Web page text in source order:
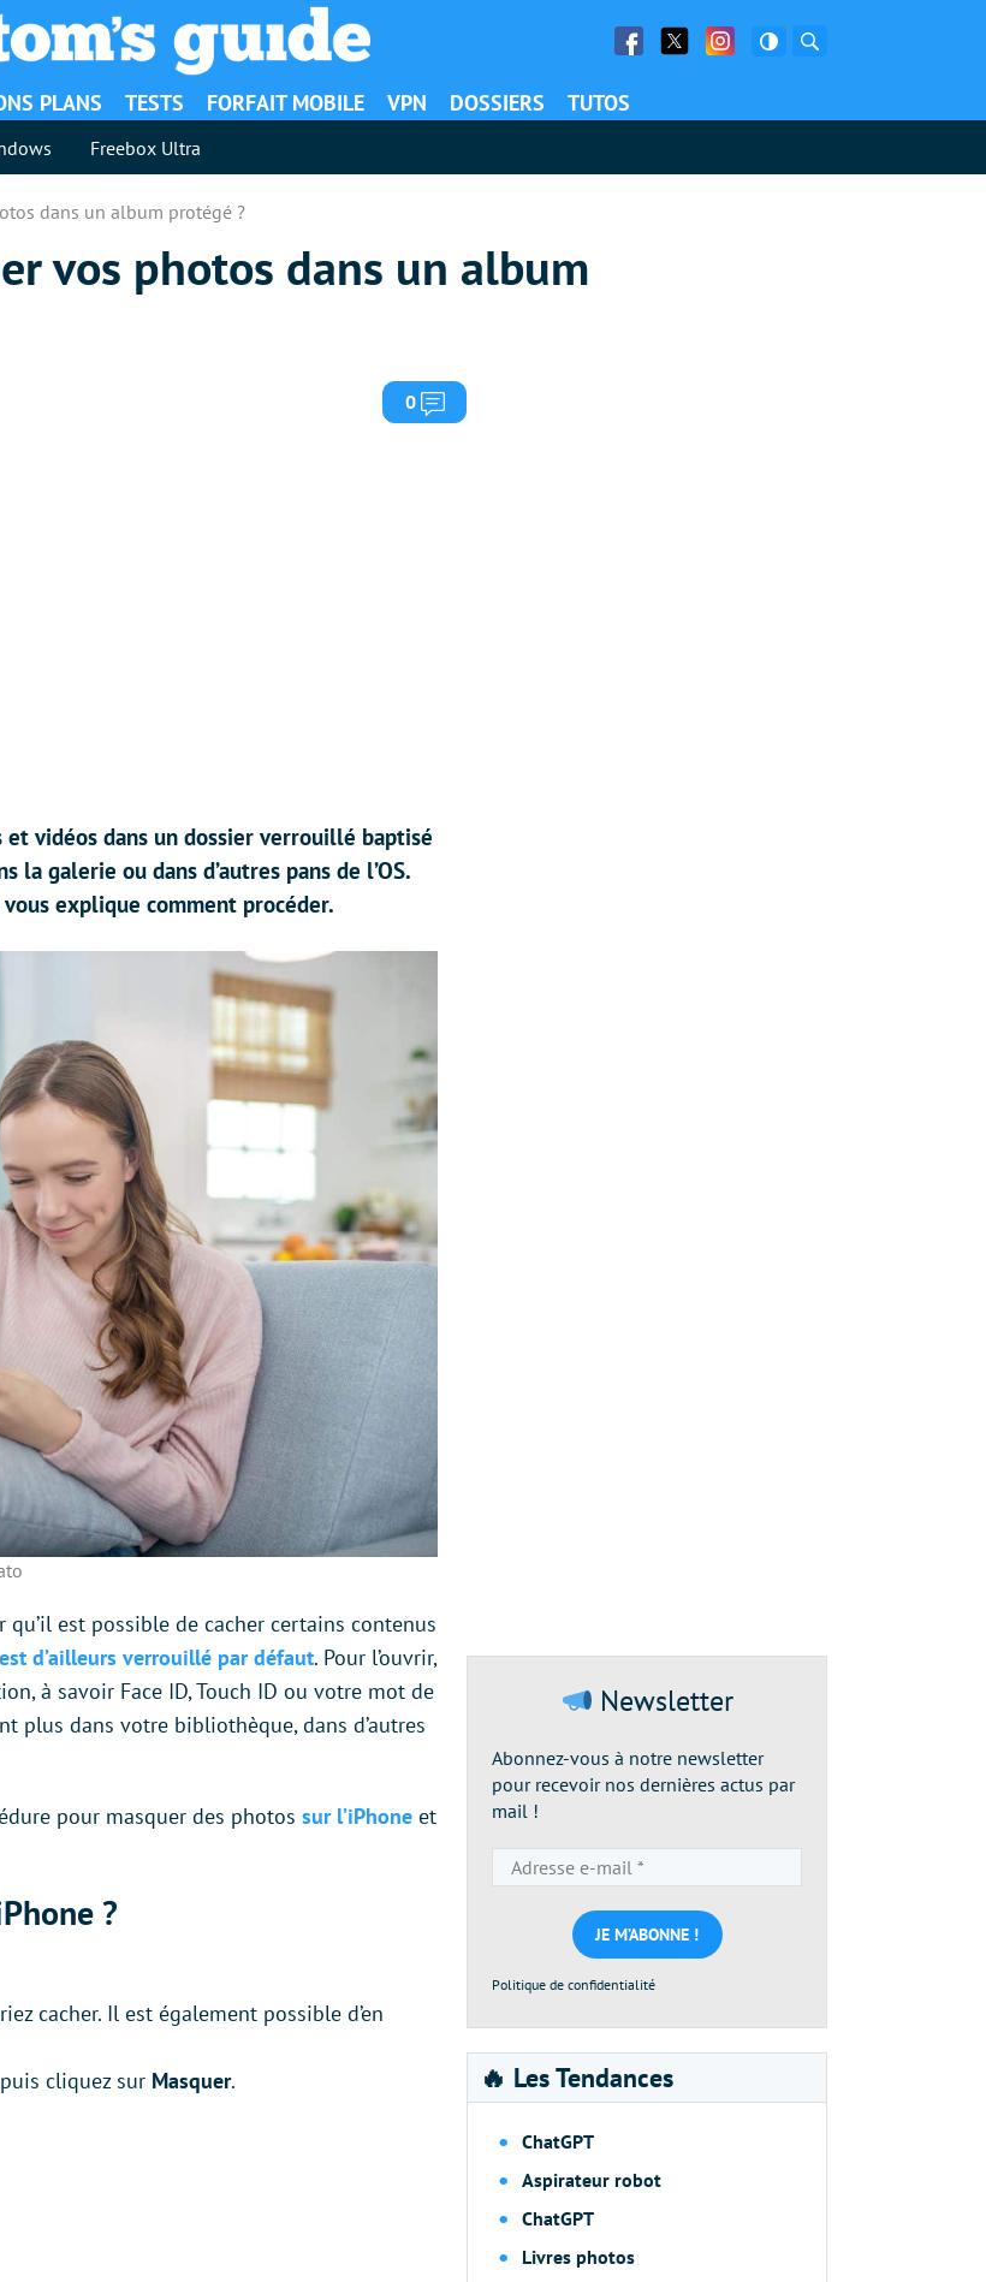
Facebook
Twitter Facebook
PLANS TESTS FORFAIT MOBILE VPN DOSSIERS TUTOS
Freebox Ultra
dans un album protégé ?
vos photos dans un album
0 Commentaires
vidéos dans un dossier verrouillé baptisé
la galerie ou dans d’autres pans de l’OS.
explique comment procéder.
qu’il est possible de cacher certains contenus
d’ailleurs verrouillé par défaut. Pour l’ouvrir,
à savoir Face ID, Touch ID ou votre mot de
plus dans votre bibliothèque, dans d’autres
pour masquer des photos sur l’iPhone et
?
cacher. Il est également possible d’en
cliquez sur Masquer.
Newsletter
Abonnez-vous à notre newsletter
pour recevoir nos dernières actus par
mail !
e-
mail
*
Politique de confidentialité
🔥 Les Tendances
ChatGPT
Aspirateur robot
ChatGPT
Livres photos